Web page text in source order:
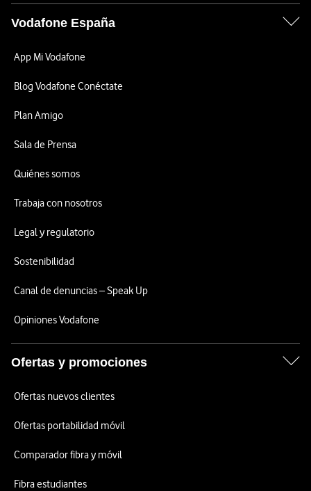
Vodafone España
App Mi Vodafone
Blog Vodafone Conéctate
Plan Amigo
Sala de Prensa
Quiénes somos
Trabaja con nosotros
Legal y regulatorio
Sostenibilidad
Canal de denuncias – Speak Up
Opiniones Vodafone
Ofertas y promociones
Ofertas nuevos clientes
Ofertas portabilidad móvil
Comparador fibra y móvil
Fibra estudiantes